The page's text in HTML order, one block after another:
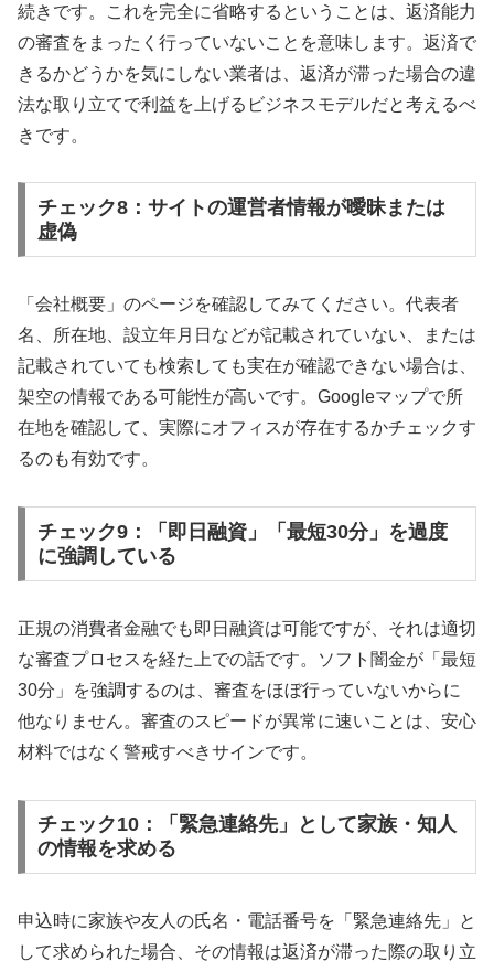
続きです。これを完全に省略するということは、返済能力
の審査をまったく行っていないことを意味します。返済で
きるかどうかを気にしない業者は、返済が滞った場合の違
法な取り立てで利益を上げるビジネスモデルだと考えるべ
きです。
チェック8：サイトの運営者情報が曖昧または
虚偽
「会社概要」のページを確認してみてください。代表者
名、所在地、設立年月日などが記載されていない、または
記載されていても検索しても実在が確認できない場合は、
架空の情報である可能性が高いです。Googleマップで所
在地を確認して、実際にオフィスが存在するかチェックす
るのも有効です。
チェック9：「即日融資」「最短30分」を過度
に強調している
正規の消費者金融でも即日融資は可能ですが、それは適切
な審査プロセスを経た上での話です。ソフト闇金が「最短
30分」を強調するのは、審査をほぼ行っていないからに
他なりません。審査のスピードが異常に速いことは、安心
材料ではなく警戒すべきサインです。
チェック10：「緊急連絡先」として家族・知人
の情報を求める
申込時に家族や友人の氏名・電話番号を「緊急連絡先」と
して求められた場合、その情報は返済が滞った際の取り立